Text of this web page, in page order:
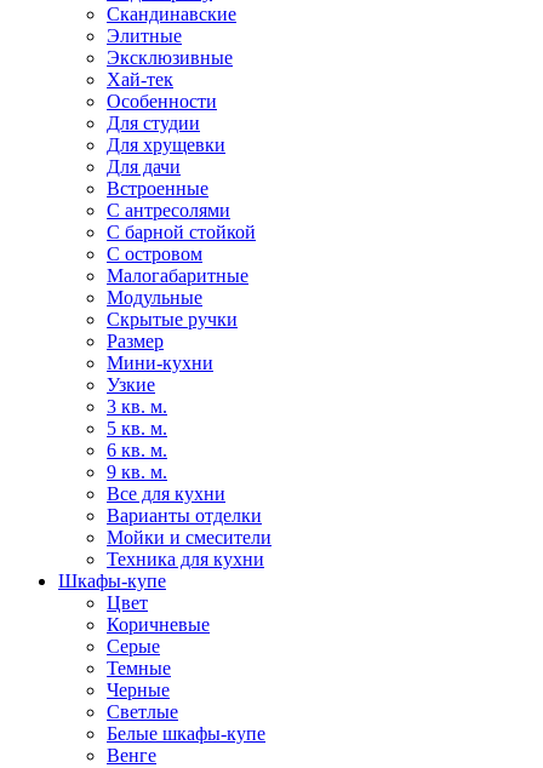
Скандинавские
Элитные
Эксклюзивные
Хай-тек
Особенности
Для студии
Для хрущевки
Для дачи
Встроенные
С антресолями
С барной стойкой
С островом
Малогабаритные
Модульные
Скрытые ручки
Размер
Мини-кухни
Узкие
3 кв. м.
5 кв. м.
6 кв. м.
9 кв. м.
Все для кухни
Варианты отделки
Мойки и смесители
Техника для кухни
Шкафы-купе
Цвет
Коричневые
Серые
Темные
Черные
Светлые
Белые шкафы-купе
Венге